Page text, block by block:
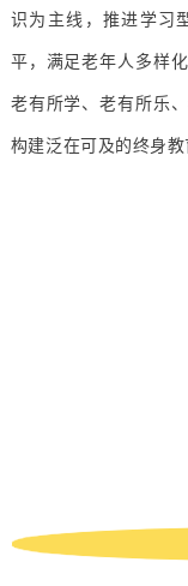
识为主线，推进学习
平，满足老年人多样
老有所学、老有所乐
构建泛在可及的终身教